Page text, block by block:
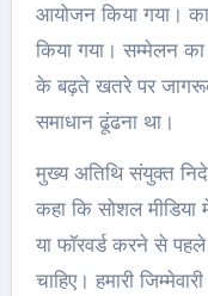
आयोजन किया गया।
किया गया। सम्मेलन
के बढ़ते खतरे पर
समाधान ढूंढना था।
मुख्य अतिथि संयुक्त
कहा कि सोशल मीडिया
या फॉरवर्ड करने से
चाहिए। हमारी